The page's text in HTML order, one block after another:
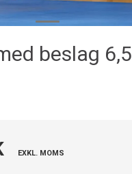
beslag 6,5
EXKL. MOMS